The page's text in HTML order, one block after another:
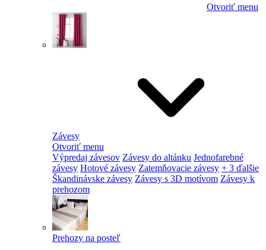
Otvoriť menu
Závesy
Otvoriť menu
Výpredaj závesov Závesy do altánku Jednofarebné
závesy Hotové závesy Zatemňovacie závesy + 3 ďalšie
Škandinávske závesy Závesy s 3D motívom Závesy k
prehozom
Prehozy na posteľ